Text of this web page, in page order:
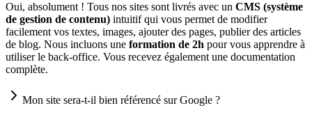
Oui, absolument ! Tous nos sites sont livrés avec un CMS (système
de gestion de contenu) intuitif qui vous permet de modifier
facilement vos textes, images, ajouter des pages, publier des articles
de blog. Nous incluons une formation de 2h pour vous apprendre à
utiliser le back-office. Vous recevez également une documentation
complète.
Mon site sera-t-il bien référencé sur Google ?